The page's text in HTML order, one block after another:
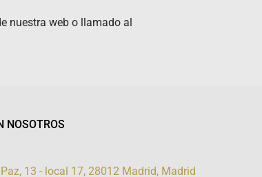
nuestra web o llamado al
NOSOTROS
13 - local 17, 28012 Madrid, Madrid